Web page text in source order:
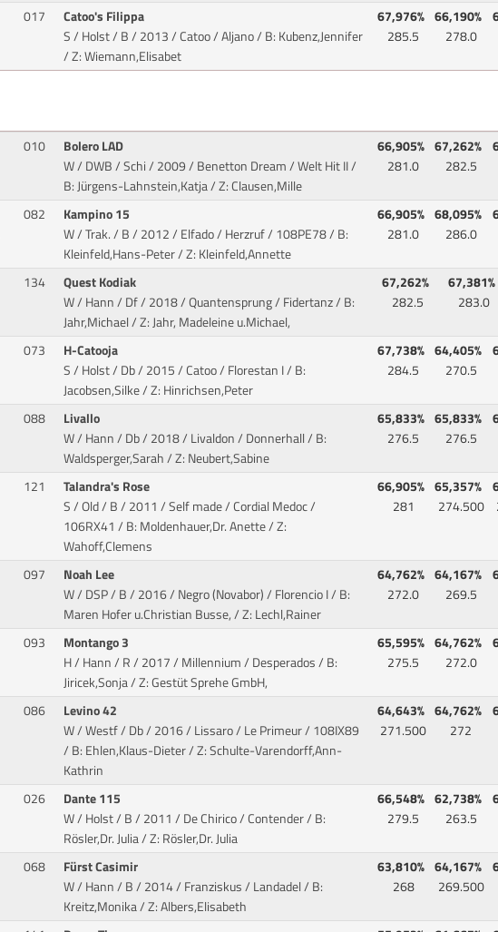
017
Catoo's Filippa
S / Holst / B / 2013 / Catoo / Aljano/ B: Kubenz,Jennifer
/ Z: Wiemann,Elisabet
67,976%
285.5
66,190%
278.0
010
Bolero LAD
W / DWB / Schi / 2009 / Benetton Dream / Welt Hit II/
B: Jürgens-Lahnstein,Katja / Z: Clausen,Mille
66,905%
281.0
67,262%
282.5
082
Kampino 15
W / Trak. / B / 2012 / Elfado / Herzruf/ 108PE78 / B:
Kleinfeld,Hans-Peter / Z: Kleinfeld,Annette
66,905%
281.0
68,095%
286.0
134
Quest Kodiak
W / Hann / Df / 2018 / Quantensprung / Fidertanz/ B:
Jahr,Michael / Z: Jahr, Madeleine u.Michael,
67,262%
282.5
67,381%
283.0
073
H-Catooja
S / Holst / Db / 2015 / Catoo / Florestan I/ B:
Jacobsen,Silke / Z: Hinrichsen,Peter
67,738%
284.5
64,405%
270.5
088
Livallo
W / Hann / Db / 2018 / Livaldon / Donnerhall/ B:
Waldsperger,Sarah / Z: Neubert,Sabine
65,833%
276.5
65,833%
276.5
121
Talandra's Rose
S / Old / B / 2011 / Self made / Cordial Medoc/
106RX41 / B: Moldenhauer,Dr. Anette / Z:
Wahoff,Clemens
66,905%
281
65,357%
274.500
097
Noah Lee
W / DSP / B / 2016 / Negro (Novabor) / Florencio I/ B:
Maren Hofer u.Christian Busse, / Z: Lechl,Rainer
64,762%
272.0
64,167%
269.5
093
Montango 3
H / Hann / R / 2017 / Millennium / Desperados/ B:
Jiricek,Sonja / Z: Gestüt Sprehe GmbH,
65,595%
275.5
64,762%
272.0
086
Levino 42
W / Westf / Db / 2016 / Lissaro / Le Primeur/ 108IX89
/ B: Ehlen,Klaus-Dieter / Z: Schulte-Varendorff,Ann-
Kathrin
64,643%
271.500
64,762%
272
026
Dante 115
W / Holst / B / 2011 / De Chirico / Contender/ B:
Rösler,Dr. Julia / Z: Rösler,Dr. Julia
66,548%
279.5
62,738%
263.5
068
Fürst Casimir
W / Hann / B / 2014 / Franziskus / Landadel/ B:
Kreitz,Monika / Z: Albers,Elisabeth
63,810%
268
64,167%
269.500